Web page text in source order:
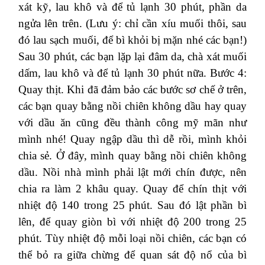
xát kỹ, lau khô và để tủ lạnh 30 phút, phần da
ngửa lên trên. (Lưu ý: chỉ cần xíu muối thôi, sau
đó lau sạch muối, để bì khỏi bị mặn nhé các bạn!)
Sau 30 phút, các bạn lặp lại đâm da, chà xát muối
dấm, lau khô và để tủ lạnh 30 phút nữa. Bước 4:
Quay thịt. Khi đã đảm bảo các bước sơ chế ở trên,
các bạn quay bằng nồi chiên không dầu hay quay
với dầu ăn cũng đều thành công mỹ mãn như
mình nhé! Quay ngập dầu thì dễ rồi, mình khỏi
chia sẻ. Ở đây, mình quay bằng nồi chiên không
dầu. Nồi nhà mình phải lật mới chín được, nên
chia ra làm 2 khâu quay. Quay để chín thịt với
nhiệt độ 140 trong 25 phút. Sau đó lật phần bì
lên, để quay giòn bì với nhiệt độ 200 trong 25
phút. Tùy nhiệt độ mỗi loại nồi chiên, các bạn có
thể bỏ ra giữa chừng để quan sát độ nổ của bì